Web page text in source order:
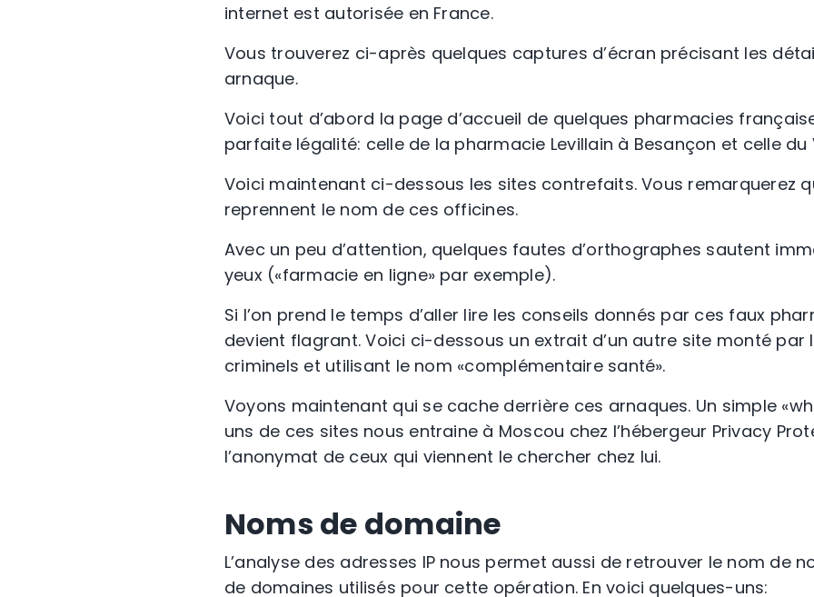
internet est autorisée en France.
Vous trouverez ci-après quelques captures d’écran précisant les
arnaque.
Voici tout d’abord la page d’accueil de quelques pharmacies
parfaite légalité: celle de la pharmacie Levillain à Besançon et celle du
Voici maintenant ci-dessous les sites contrefaits. Vous remarquerez
reprennent le nom de ces officines.
Avec un peu d’attention, quelques fautes d’orthographes sautent
yeux («farmacie en ligne» par exemple).
Si l’on prend le temps d’aller lire les conseils donnés par ces faux
devient flagrant. Voici ci-dessous un extrait d’un autre site monté par
criminels et utilisant le nom «complémentaire santé».
Voyons maintenant qui se cache derrière ces arnaques. Un simple
uns de ces sites nous entraine à Moscou chez l’hébergeur Privacy
l’anonymat de ceux qui viennent le chercher chez lui.
Noms de domaine
L’analyse des adresses IP nous permet aussi de retrouver le nom de
de domaines utilisés pour cette opération. En voici quelques-uns: